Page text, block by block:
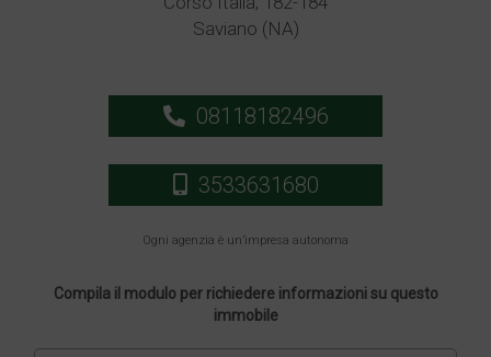
Saviano (NA)
08118182496
3533631680
Ogni agenzia è un’impresa autonoma
Compila il modulo per richiedere informazioni su questo
immobile